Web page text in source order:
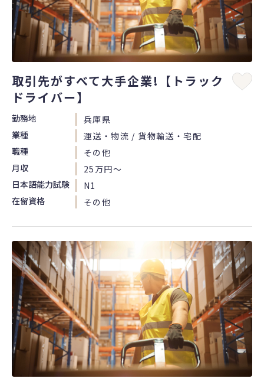
取引先がすべて大手企業!【トラック
ドライバー】
勤務地
兵庫県
業種
運送・物流 / 貨物輸送・宅配
職種
その他
月収
25万円〜
日本語能力試験
N1
在留資格
その他